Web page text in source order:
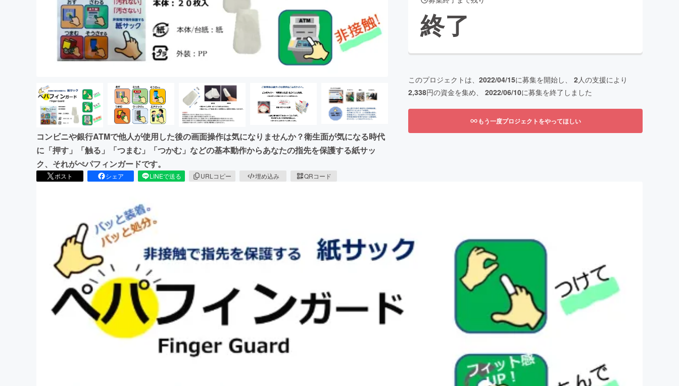
CAMPFIREふるさと納税
machi-yaコミュニティ
コンビニや銀行ATMで他人が使用した後の画面操作は気になりませんか？衛生面が気になる時代
に「押す」「触る」「つまむ」「つかむ」などの基本動作からあなたの指先を保護する紙サッ
ク、それがぺパフィンガードです。
ポスト シェア LINEで送る URLコピー 埋め込み QRコード
終了
このプロジェクトは、 2022/04/15に募集を開始し、 2人の支援により
2,338円の資金を集め、 2022/06/10に募集を終了しました
もう一度プロジェクトをやってほしい